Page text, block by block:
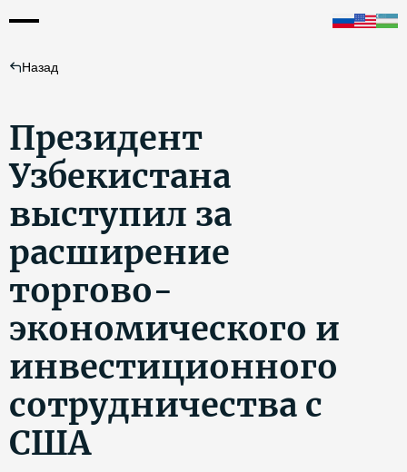
Назад
Президент
Узбекистана
выступил за
расширение
торгово-
экономического и
инвестиционного
сотрудничества с
США